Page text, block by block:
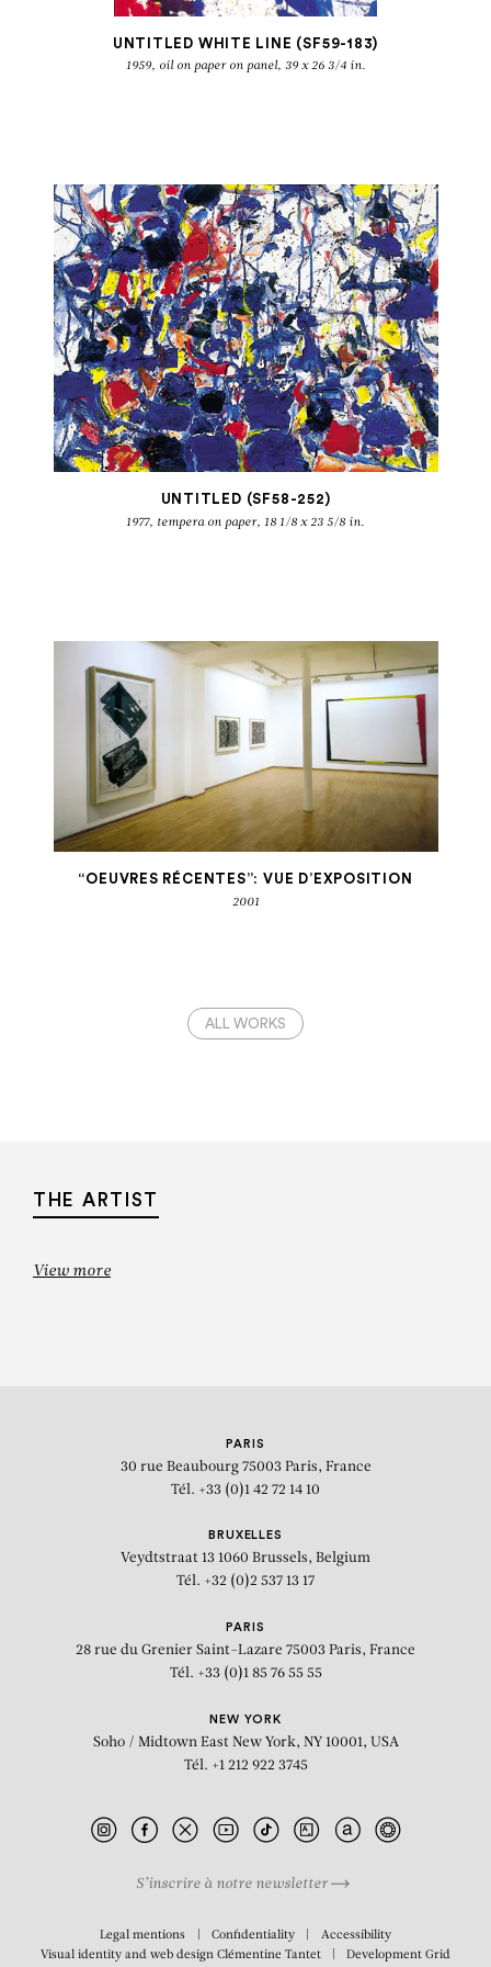
SAM FRANCIS
Oeuvres récentes
PARIS - BEAUBOURG
UNTITLED WHITE LINE (SF59-183)
1959, oil on paper on panel, 39 x 26 3/4 in.
UNTITLED (SF58-252)
1977, tempera on paper, 18 1/8 x 23 5/8 in.
“OEUVRES RÉCENTES”: VUE D’EXPOSITION
2001
ALL WORKS
THE ARTIST
View more
PARIS
30 rue Beaubourg 75003 Paris, France
Tél. +33 (0)1 42 72 14 10
BRUXELLES
Veydtstraat 13 1060 Brussels, Belgium
Tél. +32 (0)2 537 13 17
PARIS
28 rue du Grenier Saint-Lazare 75003 Paris, France
Tél. +33 (0)1 85 76 55 55
NEW YORK
Soho / Midtown East New York, NY 10001, USA
Tél. +1 212 922 3745
S’inscrire à notre newsletter
Legal mentions Confidentiality
Accessibility
Visual identity and web design Clémentine Tantet DevelopmentGrid